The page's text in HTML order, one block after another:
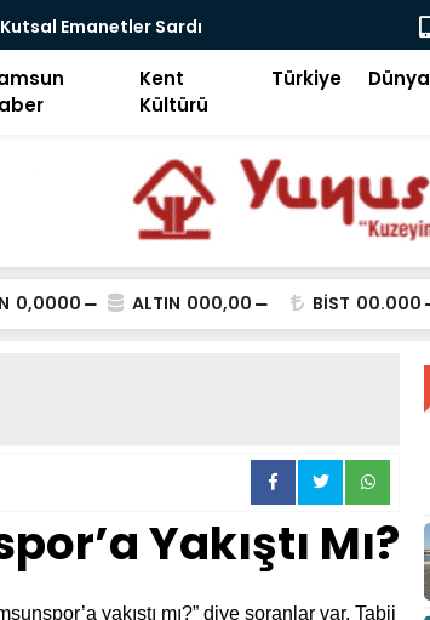
Motivasyonda Dijital Devrim-2
Kent
Kültürü
Türkiye Dünya
0,0000 ALTIN 000,00 BİST 00.000
Yakıştı Mı?
yakıştı mı?” diye soranlar var. Tabii